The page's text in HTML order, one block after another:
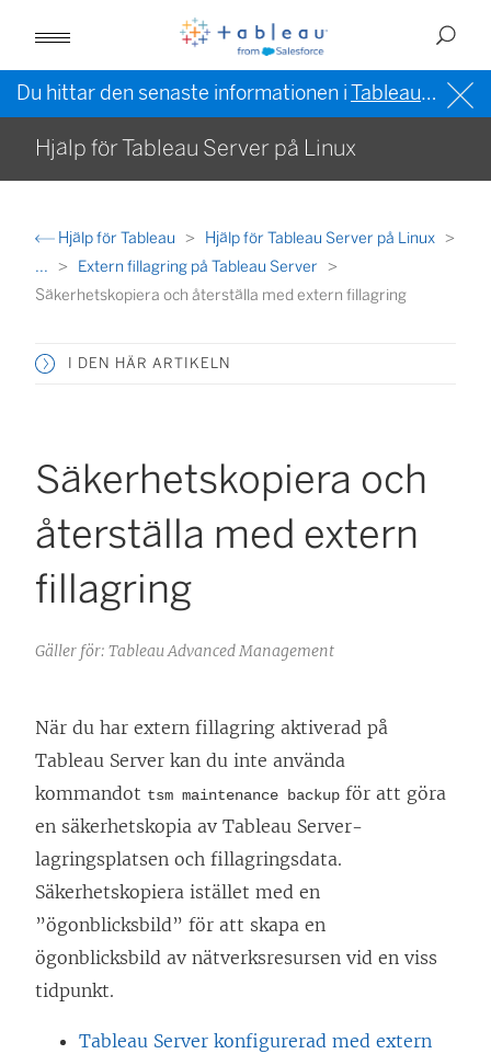
Du hittar den senaste informationen iTableau-hjälpen på engelska (USA)
Hjälp för Tableau Server på Linux
Hjälp för Tableau
Hjälp för Tableau Server på Linux
...
Extern fillagring på Tableau Server
Säkerhetskopiera och återställa med extern fillagring
I DEN HÄR ARTIKELN
Säkerhetskopiera och
återställa med extern
fillagring
Gäller för: Tableau Advanced Management
När du har extern fillagring aktiverad på
Tableau Server kan du inte använda
kommandot tsm maintenance backup för att göra
en säkerhetskopia av Tableau Server-
lagringsplatsen och fillagringsdata.
Säkerhetskopiera istället med en
”ögonblicksbild” för att skapa en
ögonblicksbild av nätverksresursen vid en viss
tidpunkt.
Tableau Server konfigurerad med extern